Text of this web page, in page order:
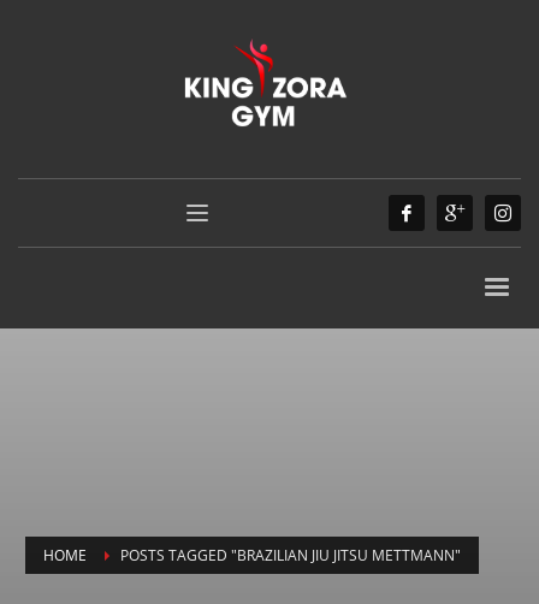
HOME POSTS TAGGED "BRAZILIAN JIU JITSU METTMANN"